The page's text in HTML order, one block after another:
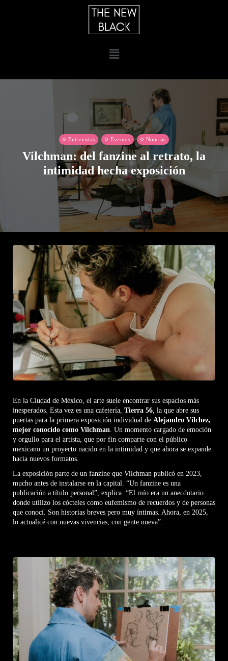
Entrevistas Eventos Noticias
Vilchman: del fanzine al retrato, la
intimidad hecha exposición
En la Ciudad de México, el arte suele encontrar sus espacios más
inesperados. Esta vez es una cafetería, Tierra 56 , la que abre sus
puertas para la primera exposición individual de Alejandro Vílchez,
mejor conocido como Vilchman . Un momento cargado de emoción
y orgullo para el artista, que por fin comparte con el público
mexicano un proyecto nacido en la intimidad y que ahora se expande
hacia nuevos formatos.
La exposición parte de un fanzine que Vilchman publicó en 2023,
mucho antes de instalarse en la capital. “Un fanzine es una
publicación a título personal”, explica. “El mío era un anecdotario
donde utilizo los cócteles como eufemismo de recuerdos y de personas
que conocí. Son historias breves pero muy íntimas. Ahora, en 2025,
lo actualicé con nuevas vivencias, con gente nueva”.